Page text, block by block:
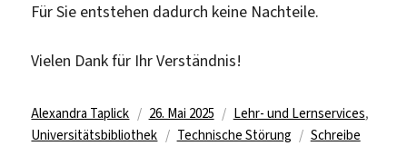
Für Sie entstehen dadurch keine Nachteile.
Vielen Dank für Ihr Verständnis!
Autor
Alexandra Taplick
Veröffentlicht
am
26. Mai 2025 Kategorien
Lehr- und Lernservices,
Universitätsbibliothek
Schlagwörter
Technische Störung
Schreibe